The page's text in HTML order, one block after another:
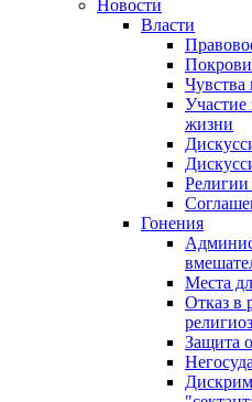
Новости
Власти
Участие
жизни
Религии
Гонения
Места
Отказ в
Защита